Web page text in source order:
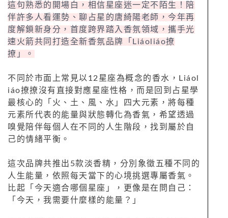
這句熟悉的開場白，相信星座迷一定不陌生！陪
伴許多人看運勢、聊占星的唐綺陽老師，今年再
度解鎖新身分，首度跨界踏入香氛領域，攜手光
速火箭共同打造全新香氛品牌「Liáoliáo撩
撩」。
不同於市面上常見以12星座為概念的香水，Liáol
iáo撩撩沒有直接對應星座性格，而是回到占星學
最核心的「火、土、風、水」四大元素，將每種
元素所代表的能量與狀態轉化為香氣，希望透過
嗅覺陪伴每個人在不同的人生階段，找到屬於自
己的情緒平衡。
這次品牌共推出5款淡香精，分別象徵五種不同的
人生能量，依照每天當下的心境挑選專屬香氣。
比起「今天適合哪個星座」，更像是在問自己：
「今天，我需要什麼樣的能量？」